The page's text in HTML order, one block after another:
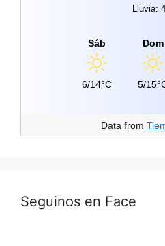
Lluvia:
Sáb
6/14°C
Dom
5/
Data from
Seguinos en Face